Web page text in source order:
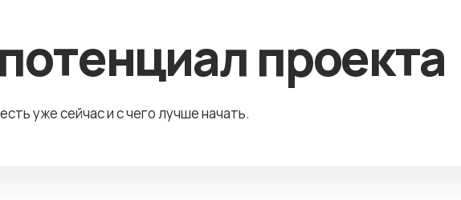
проекта
уже сейчас и с чего лучше начать.